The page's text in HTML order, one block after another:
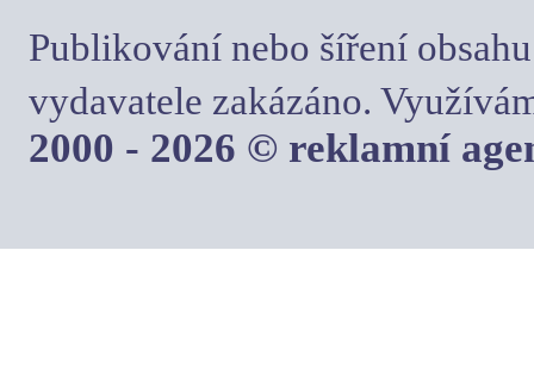
Publikování nebo šíření
vydavatele zakázáno.
2000 - 2026 © reklamní